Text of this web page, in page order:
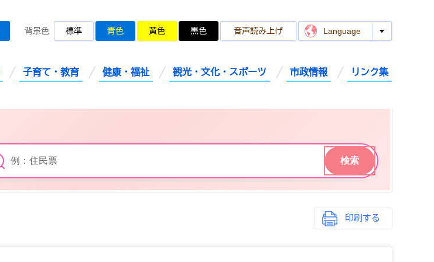
背景色 標準 青色 黄色 黒色 音声読み上げ Language
子育て・教育 健康・福祉 観光・文化・スポーツ 市政情報 リンク集
印刷する